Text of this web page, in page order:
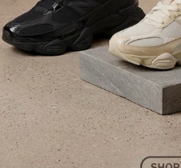
Beach Slide
Para quem valoriza
Beach Slide é, com
feita! Está disponível em
combina com tudo e tem